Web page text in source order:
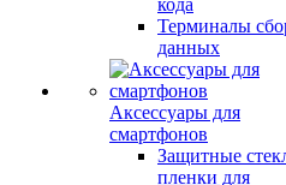
кода
Терминалы
данных
Аксессуары для
смартфонов
Защитные
пленки для